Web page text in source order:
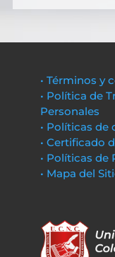
• Términos y
• Política de
Personales
• Políticas de
• Certificado
• Políticas de
• Mapa del